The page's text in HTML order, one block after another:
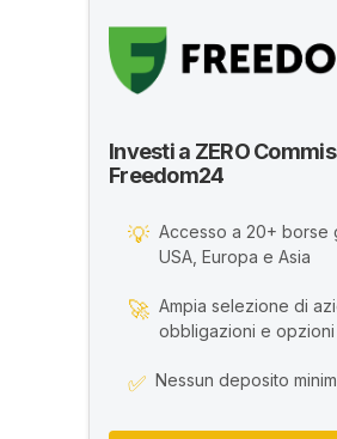
Investi a ZERO
Freedom24
💡 Accesso a 20+ borse
USA, Europa e Asia
🚀 Ampia selezione di
obbligazioni e opzioni
✅ Nessun deposito